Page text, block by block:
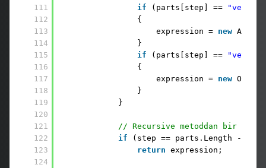
111
112
113
114
115
116
117
118
119
120
121
122
123
124
if
(parts[step] == "ve"
{
expression = new
}
if
(parts[step] == "veya"
{
expression = new
}
}
// Recursive metoddan bir
if
(step == parts.Length - 2)
return expression;